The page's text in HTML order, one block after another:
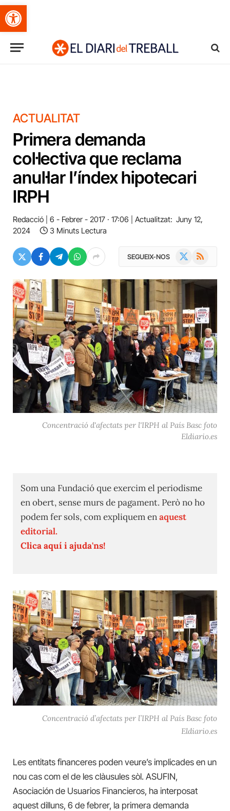
Obre la barra d'eines
ACTUALITAT
Primera demanda
col·lectiva que reclama
anul·lar l’índex hipotecari
IRPH
Redacció 6 - Febrer - 2017 · 17:06 Actualitzat: Juny 12,
2024
3 Minuts Lectura
SEGUEIX-NOS RSS
Concentració d'afectats per l'IRPH al País Basc foto
Eldiario.es
Som una Fundació que exercim el periodisme
en obert, sense murs de pagament. Però no ho
podem fer sols, com expliquem enaquest
editorial.
Clica aquí i ajuda'ns!
Concentració d’afectats per l’IRPH al País Basc foto
Eldiario.es
Les entitats financeres poden veure’s implicades en un
nou cas com el de les clàusules sòl. ASUFIN,
Asociación de Usuarios Financieros, ha interposat
aquest dilluns, 6 de febrer, la primera demanda